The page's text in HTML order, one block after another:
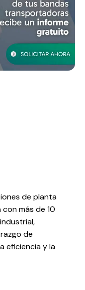
de planta
con más de 10
de
eficiencia y la